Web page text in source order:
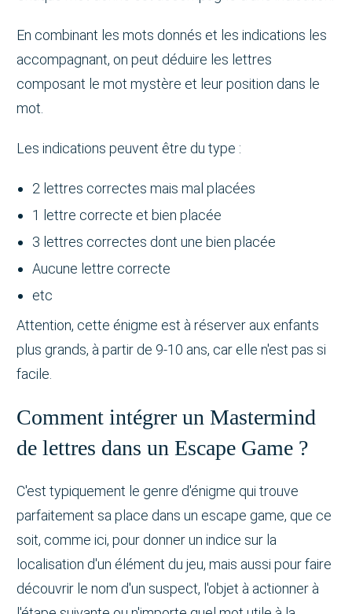
En combinant les mots donnés et les indications les
accompagnant, on peut déduire les lettres
composant le mot mystère et leur position dans le
mot.
Les indications peuvent être du type :
2 lettres correctes mais mal placées
1 lettre correcte et bien placée
3 lettres correctes dont une bien placée
Aucune lettre correcte
etc
Attention, cette énigme est à réserver aux enfants
plus grands, à partir de 9-10 ans, car elle n'est pas si
facile.
Comment intégrer un Mastermind
de lettres dans un Escape Game ?
C'est typiquement le genre d'énigme qui trouve
parfaitement sa place dans un escape game, que ce
soit, comme ici, pour donner un indice sur la
localisation d'un élément du jeu, mais aussi pour faire
découvrir le nom d'un suspect, l'objet à actionner à